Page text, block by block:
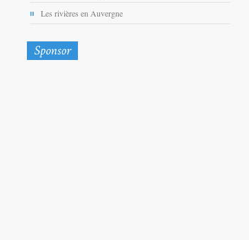
Les rivières en Auvergne